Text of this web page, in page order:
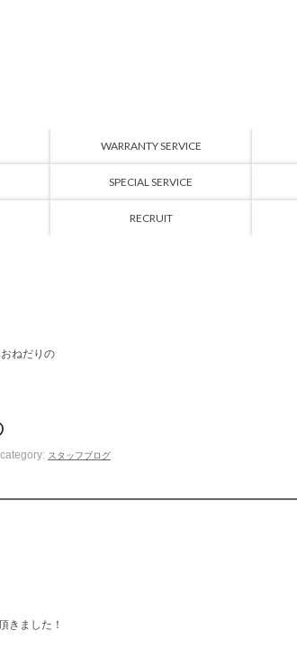
WARRANTY SERVICE
SPECIAL SERVICE
RECRUIT
おねだりの
category: スタッフブログ
きました！